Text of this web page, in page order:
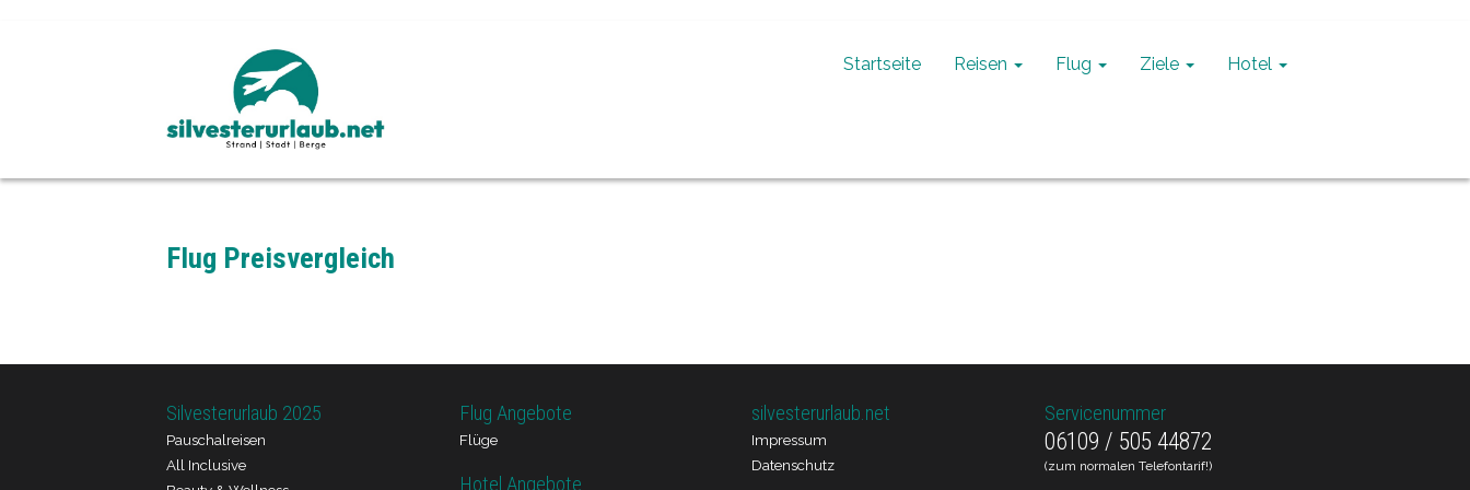
Startseite Reisen Flug Ziele Hotel
Flug Preisvergleich
Silvesterurlaub 2025
Pauschalreisen
All Inclusive
Flug Angebote
Flüge
Hotel Angebote
silvesterurlaub.net
Impressum
Datenschutz
Servicenummer
06109 / 505 44872
(zum normalen Telefontarif!)